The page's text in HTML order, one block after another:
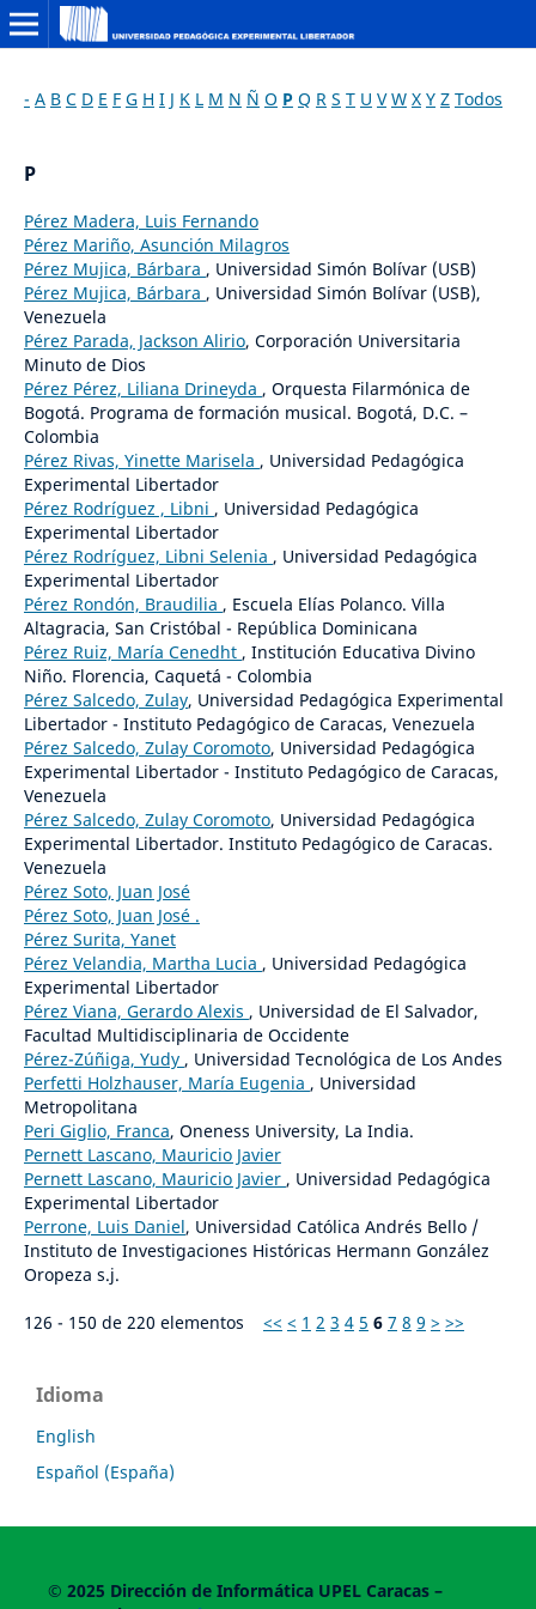
- A B C D E F G H I J K L M N Ñ O P Q R S T U V W X Y Z Todos
P
Pérez Madera, Luis Fernando
Pérez Mariño, Asunción Milagros
Pérez Mujica, Bárbara , Universidad Simón Bolívar (USB)
Pérez Mujica, Bárbara , Universidad Simón Bolívar (USB),
Venezuela
Pérez Parada, Jackson Alirio, Corporación Universitaria
Minuto de Dios
Pérez Pérez, Liliana Drineyda , Orquesta Filarmónica de
Bogotá. Programa de formación musical. Bogotá, D.C. –
Colombia
Pérez Rivas, Yinette Marisela , Universidad Pedagógica
Experimental Libertador
Pérez Rodríguez , Libni , Universidad Pedagógica
Experimental Libertador
Pérez Rodríguez, Libni Selenia , Universidad Pedagógica
Experimental Libertador
Pérez Rondón, Braudilia , Escuela Elías Polanco. Villa
Altagracia, San Cristóbal - República Dominicana
Pérez Ruiz, María Cenedht , Institución Educativa Divino
Niño. Florencia, Caquetá - Colombia
Pérez Salcedo, Zulay, Universidad Pedagógica Experimental
Libertador - Instituto Pedagógico de Caracas, Venezuela
Pérez Salcedo, Zulay Coromoto, Universidad Pedagógica
Experimental Libertador - Instituto Pedagógico de Caracas,
Venezuela
Pérez Salcedo, Zulay Coromoto, Universidad Pedagógica
Experimental Libertador. Instituto Pedagógico de Caracas.
Venezuela
Pérez Soto, Juan José
Pérez Soto, Juan José .
Pérez Surita, Yanet
Pérez Velandia, Martha Lucia , Universidad Pedagógica
Experimental Libertador
Pérez Viana, Gerardo Alexis , Universidad de El Salvador,
Facultad Multidisciplinaria de Occidente
Pérez-Zúñiga, Yudy , Universidad Tecnológica de Los Andes
Perfetti Holzhauser, María Eugenia , Universidad
Metropolitana
Peri Giglio, Franca, Oneness University, La India.
Pernett Lascano, Mauricio Javier
Pernett Lascano, Mauricio Javier , Universidad Pedagógica
Experimental Libertador
Perrone, Luis Daniel, Universidad Católica Andrés Bello /
Instituto de Investigaciones Históricas Hermann González
Oropeza s.j.
126 - 150 de 220 elementos << < 1 2 3 4 5 6 7 8 9 > >>
Idioma
English
Español (España)
© 2025 Dirección de Informática UPEL Caracas –